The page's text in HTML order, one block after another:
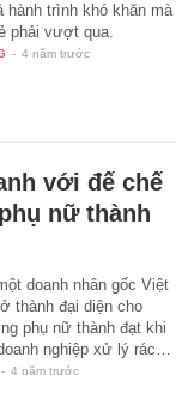
hành trình khó khăn mà
phải vượt qua.
- 4 năm trước
với đế chế
nữ thành
doanh nhân gốc Việt
thành đại diện cho
phụ nữ thành đạt khi
nghiệp xử lý rác…
- 4 năm trước